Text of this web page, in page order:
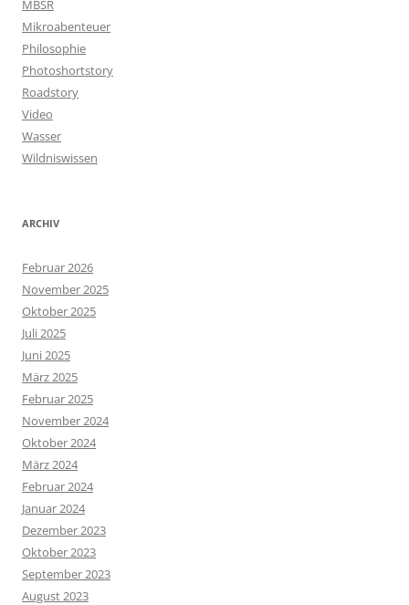
MBSR
Mikroabenteuer
Philosophie
Photoshortstory
Roadstory
Video
Wasser
Wildniswissen
ARCHIV
Februar 2026
November 2025
Oktober 2025
Juli 2025
Juni 2025
März 2025
Februar 2025
November 2024
Oktober 2024
März 2024
Februar 2024
Januar 2024
Dezember 2023
Oktober 2023
September 2023
August 2023